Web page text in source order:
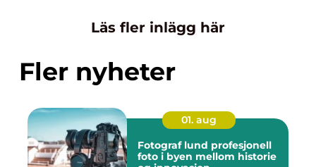
Läs fler inlägg här
Fler nyheter
01. aug
Fotograf lund profesjonell
foto i byen mellom historie